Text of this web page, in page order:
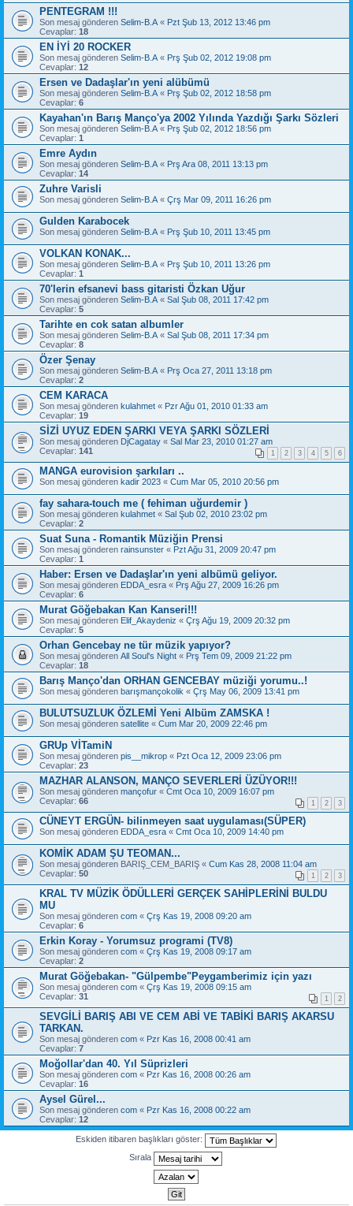
PENTEGRAM !!!
Son mesaj gönderen Selim-B.A « Pzt Şub 13, 2012 13:46 pm
Cevaplar: 18
EN İYİ 20 ROCKER
Son mesaj gönderen Selim-B.A « Prş Şub 02, 2012 19:08 pm
Cevaplar: 12
Ersen ve Dadaşlar'ın yeni alübümü
Son mesaj gönderen Selim-B.A « Prş Şub 02, 2012 18:58 pm
Cevaplar: 6
Kayahan'ın Barış Manço'ya 2002 Yılında Yazdığı Şarkı Sözleri
Son mesaj gönderen Selim-B.A « Prş Şub 02, 2012 18:56 pm
Cevaplar: 1
Emre Aydın
Son mesaj gönderen Selim-B.A « Prş Ara 08, 2011 13:13 pm
Cevaplar: 14
Zuhre Varisli
Son mesaj gönderen Selim-B.A « Çrş Mar 09, 2011 16:26 pm
Gulden Karabocek
Son mesaj gönderen Selim-B.A « Prş Şub 10, 2011 13:45 pm
VOLKAN KONAK...
Son mesaj gönderen Selim-B.A « Prş Şub 10, 2011 13:26 pm
Cevaplar: 1
70'lerin efsanevi bass gitaristi Özkan Uğur
Son mesaj gönderen Selim-B.A « Sal Şub 08, 2011 17:42 pm
Cevaplar: 5
Tarihte en cok satan albumler
Son mesaj gönderen Selim-B.A « Sal Şub 08, 2011 17:34 pm
Cevaplar: 8
Özer Şenay
Son mesaj gönderen Selim-B.A « Prş Oca 27, 2011 13:18 pm
Cevaplar: 2
CEM KARACA
Son mesaj gönderen kulahmet « Pzr Ağu 01, 2010 01:33 am
Cevaplar: 19
SİZİ UYUZ EDEN ŞARKI VEYA ŞARKI SÖZLERİ
Son mesaj gönderen DjCagatay « Sal Mar 23, 2010 01:27 am
Cevaplar: 141 1 2 3 4 5 6
MANGA eurovision şarkıları ..
Son mesaj gönderen kadir 2023 « Cum Mar 05, 2010 20:56 pm
fay sahara-touch me ( fehiman uğurdemir )
Son mesaj gönderen kulahmet « Sal Şub 02, 2010 23:02 pm
Cevaplar: 2
Suat Suna - Romantik Müziğin Prensi
Son mesaj gönderen rainsunster « Pzt Ağu 31, 2009 20:47 pm
Cevaplar: 1
Haber: Ersen ve Dadaşlar'ın yeni albümü geliyor.
Son mesaj gönderen EDDA_esra « Prş Ağu 27, 2009 16:26 pm
Cevaplar: 6
Murat Göğebakan Kan Kanseri!!!
Son mesaj gönderen Elif_Akaydeniz « Çrş Ağu 19, 2009 20:32 pm
Cevaplar: 5
Orhan Gencebay ne tür müzik yapıyor?
Son mesaj gönderen All Soul's Night « Prş Tem 09, 2009 21:22 pm
Cevaplar: 18
Barış Manço'dan ORHAN GENCEBAY müziği yorumu..!
Son mesaj gönderen barışmançokolik « Çrş May 06, 2009 13:41 pm
BULUTSUZLUK ÖZLEMİ Yeni Albüm ZAMSKA !
Son mesaj gönderen satellite « Cum Mar 20, 2009 22:46 pm
GRUp VİTamiN
Son mesaj gönderen pis__mikrop « Pzt Oca 12, 2009 23:06 pm
Cevaplar: 23
MAZHAR ALANSON, MANÇO SEVERLERİ ÜZÜYOR!!!
Son mesaj gönderen mançofur « Cmt Oca 10, 2009 16:07 pm
Cevaplar: 66 1 2 3
CÜNEYT ERGÜN- bilinmeyen saat uygulaması(SÜPER)
Son mesaj gönderen EDDA_esra « Cmt Oca 10, 2009 14:40 pm
KOMİK ADAM ŞU TEOMAN...
Son mesaj gönderen BARIŞ_CEM_BARIŞ « Cum Kas 28, 2008 11:04 am
Cevaplar: 50 1 2 3
KRAL TV MÜZİK ÖDÜLLERİ GERÇEK SAHİPLERİNİ BULDU
MU
Son mesaj gönderen com « Çrş Kas 19, 2008 09:20 am
Cevaplar: 6
Erkin Koray - Yorumsuz programi (TV8)
Son mesaj gönderen com « Çrş Kas 19, 2008 09:17 am
Cevaplar: 2
Murat Göğebakan- "Gülpembe"Peygamberimiz için yazı
Son mesaj gönderen com « Çrş Kas 19, 2008 09:15 am
Cevaplar: 31 1 2
SEVGİLİ BARIŞ ABI VE CEM ABİ VE TABİKİ BARIŞ AKARSU
TARKAN.
Son mesaj gönderen com « Pzr Kas 16, 2008 00:41 am
Cevaplar: 7
Moğollar'dan 40. Yıl Süprizleri
Son mesaj gönderen com « Pzr Kas 16, 2008 00:26 am
Cevaplar: 16
Aysel Gürel...
Son mesaj gönderen com « Pzr Kas 16, 2008 00:22 am
Cevaplar: 12
Eskiden itibaren başlıkları göster:
Sırala